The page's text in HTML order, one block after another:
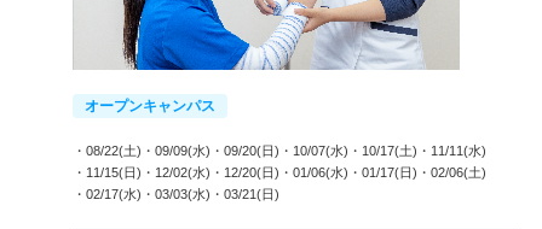
オープンキャンパス
・08/22(土) ・09/09(水) ・09/20(日) ・10/07(水) ・10/17(土) ・11/11(水)
・11/15(日) ・12/02(水) ・12/20(日) ・01/06(水) ・01/17(日) ・02/06(土)
・02/17(水) ・03/03(水) ・03/21(日)